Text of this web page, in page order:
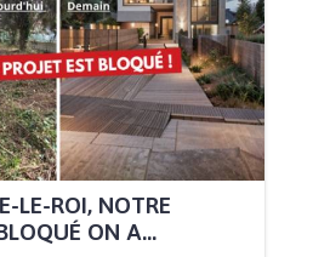
LE-ROI, NOTRE
ON A...